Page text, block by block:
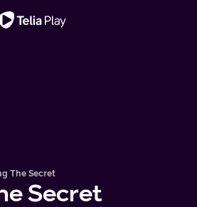
The Secret
Secret